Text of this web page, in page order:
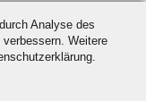
Analyse des
Weitere